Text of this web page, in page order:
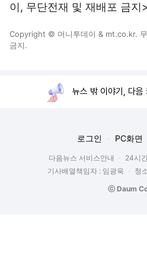
이, 무단전재 및 재배포 금지>
Copyright © 머니투데이 & mt.co.kr.
금지.
뉴스 밖 이야기, 다음
로그인 PC화면
다음뉴스 서비스안내 24시
기사배열책임자 : 임광욱
청
ⓒ Daum